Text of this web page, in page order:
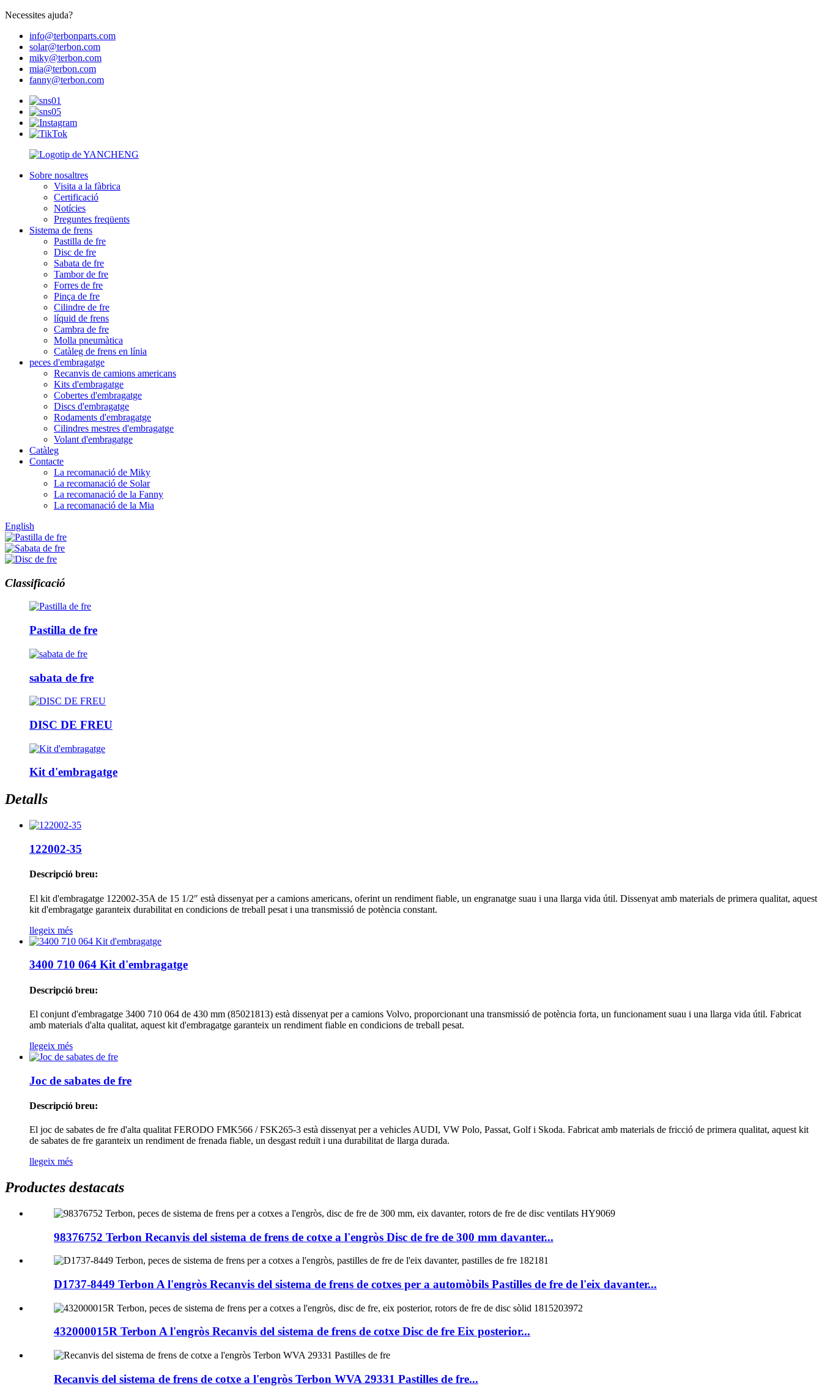
Necessites ajuda?
info@terbonparts.com
solar@terbon.com
miky@terbon.com
mia@terbon.com
fanny@terbon.com
Sobre nosaltres
Visita a la fàbrica
Certificació
Notícies
Preguntes freqüents
Sistema de frens
Pastilla de fre
Disc de fre
Sabata de fre
Tambor de fre
Forres de fre
Pinça de fre
Cilindre de fre
líquid de frens
Cambra de fre
Molla pneumàtica
Catàleg de frens en línia
peces d'embragatge
Recanvis de camions americans
Kits d'embragatge
Cobertes d'embragatge
Discs d'embragatge
Rodaments d'embragatge
Cilindres mestres d'embragatge
Volant d'embragatge
Catàleg
Contacte
La recomanació de Miky
La recomanació de Solar
La recomanació de la Fanny
La recomanació de la Mia
English
Classificació
Pastilla de fre
sabata de fre
DISC DE FREU
Kit d'embragatge
Detalls
122002-35
Descripció breu:
El kit d'embragatge 122002-35A de 15 1/2″ està dissenyat per a camions americans, oferint un rendiment fiable, un engranatge suau i una llarga vida útil. Dissenyat amb materials de primera qualitat, aquest
kit d'embragatge garanteix durabilitat en condicions de treball pesat i una transmissió de potència constant.
llegeix més
3400 710 064 Kit d'embragatge
Descripció breu:
El conjunt d'embragatge 3400 710 064 de 430 mm (85021813) està dissenyat per a camions Volvo, proporcionant una transmissió de potència forta, un funcionament suau i una llarga vida útil. Fabricat
amb materials d'alta qualitat, aquest kit d'embragatge garanteix un rendiment fiable en condicions de treball pesat.
llegeix més
Joc de sabates de fre
Descripció breu:
El joc de sabates de fre d'alta qualitat FERODO FMK566 / FSK265-3 està dissenyat per a vehicles AUDI, VW Polo, Passat, Golf i Skoda. Fabricat amb materials de fricció de primera qualitat, aquest kit
de sabates de fre garanteix un rendiment de frenada fiable, un desgast reduït i una durabilitat de llarga durada.
llegeix més
Productes destacats
98376752 Terbon Recanvis del sistema de frens de cotxe a l'engròs Disc de fre de 300 mm davanter...
D1737-8449 Terbon A l'engròs Recanvis del sistema de frens de cotxes per a automòbils Pastilles de fre de l'eix davanter...
432000015R Terbon A l'engròs Recanvis del sistema de frens de cotxe Disc de fre Eix posterior...
Recanvis del sistema de frens de cotxe a l'engròs Terbon WVA 29331 Pastilles de fre...